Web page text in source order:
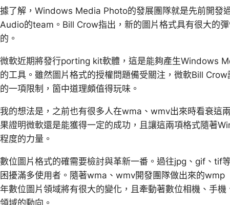
據了解，Windows Media Photo的發展團隊就是先前開
Audio的team。Bill Crow指出，新的圖片格式具有很大的
的。
微軟近期將發行porting kit軟體，這是能夠產生Windows
的工具。雖然圖片格式的授權問題備受關注，微軟Bill
的一項限制，箇中道理頗值得玩味。
我的想法是，之前也有很多人在wma、wmv出來時看衰這
果證明微軟還是能獲得一定的成功，且讓這兩項格式隨著
程度的力量。
數位圖片格式的確需要檢討與革新一番。過往jpg、gif、tif
困擾滿多使用者。隨著wma、wmv開發團隊做出來的
年數位圖片領域將有很大的變化，且牽動著數位相機、手